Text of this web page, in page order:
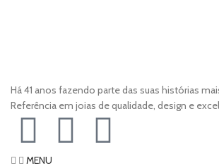
Há 41 anos fazendo parte das suas histórias
Referência em joias de qualidade, design e
MENU